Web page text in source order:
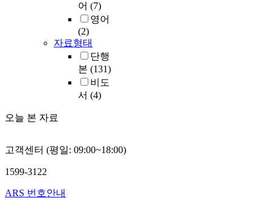
어 (7)
영어
(2)
자료형태
단행
본 (131)
비도
서 (4)
오늘 본 자료
고객센터 (평일: 09:00~18:00)
1599-3122
ARS 번호안내